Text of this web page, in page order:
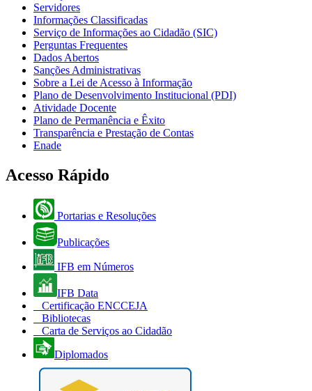
Servidores
Informações Classificadas
Serviço de Informações ao Cidadão (SIC)
Perguntas Frequentes
Dados Abertos
Sanções Administrativas
Sobre a Lei de Acesso à Informação
Plano de Desenvolvimento Institucional (PDI)
Atividade Docente
Plano de Permanência e Êxito
Transparência e Prestação de Contas
Enade
Acesso Rápido
Portarias e Resoluções
Publicações
IFB em Números
IFB Data
Certificação ENCCEJA
Bibliotecas
Carta de Serviços ao Cidadão
Diplomados